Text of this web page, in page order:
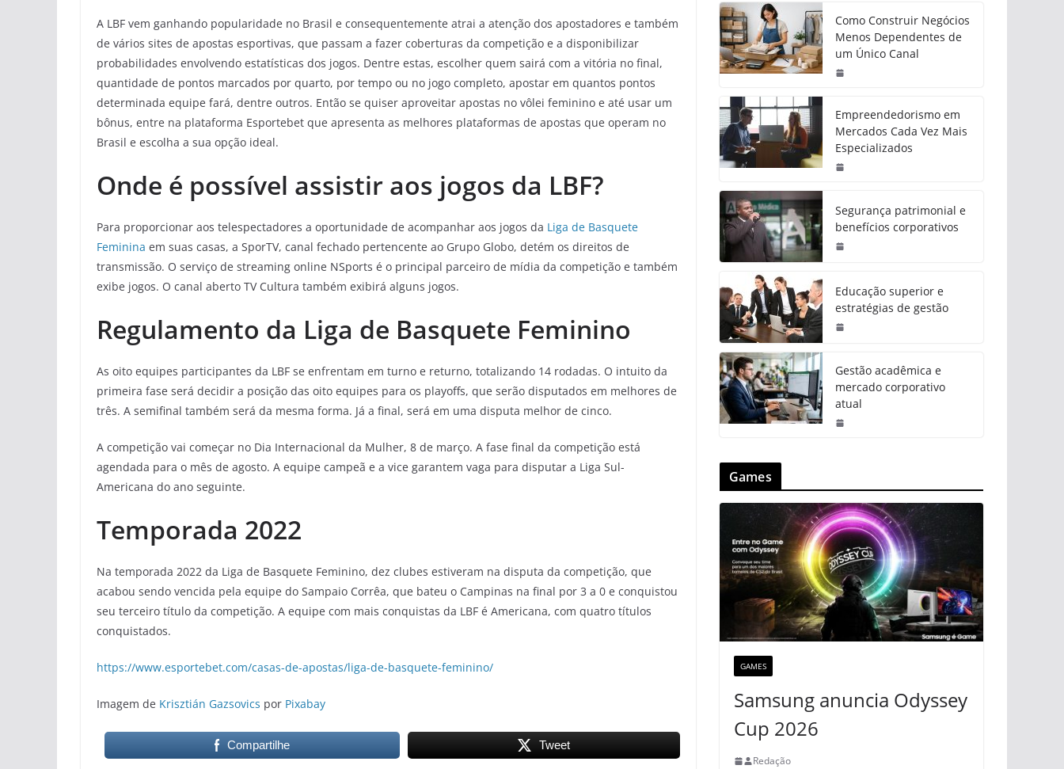
A LBF vem ganhando popularidade no Brasil e consequentemente atrai a atenção dos apostadores e também
de vários sites de apostas esportivas, que passam a fazer coberturas da competição e a disponibilizar
probabilidades envolvendo estatísticas dos jogos. Dentre estas, escolher quem sairá com a vitória no final,
quantidade de pontos marcados por quarto, por tempo ou no jogo completo, apostar em quantos pontos
determinada equipe fará, dentre outros. Então se quiser aproveitar apostas no vôlei feminino e até usar um
bônus, entre na plataforma Esportebet que apresenta as melhores plataformas de apostas que operam no
Brasil e escolha a sua opção ideal.
Onde é possível assistir aos jogos da LBF?
Para proporcionar aos telespectadores a oportunidade de acompanhar aos jogos da Liga de Basquete
Feminina em suas casas, a SporTV, canal fechado pertencente ao Grupo Globo, detém os direitos de
transmissão. O serviço de streaming online NSports é o principal parceiro de mídia da competição e também
exibe jogos. O canal aberto TV Cultura também exibirá alguns jogos.
Regulamento da Liga de Basquete Feminino
As oito equipes participantes da LBF se enfrentam em turno e returno, totalizando 14 rodadas. O intuito da
primeira fase será decidir a posição das oito equipes para os playoffs, que serão disputados em melhores de
três. A semifinal também será da mesma forma. Já a final, será em uma disputa melhor de cinco.
A competição vai começar no Dia Internacional da Mulher, 8 de março. A fase final da competição está
agendada para o mês de agosto. A equipe campeã e a vice garantem vaga para disputar a Liga Sul-
Americana do ano seguinte.
Temporada 2022
Na temporada 2022 da Liga de Basquete Feminino, dez clubes estiveram na disputa da competição, que
acabou sendo vencida pela equipe do Sampaio Corrêa, que bateu o Campinas na final por 3 a 0 e conquistou
seu terceiro título da competição. A equipe com mais conquistas da LBF é Americana, com quatro títulos
conquistados.
https://www.esportebet.com/casas-de-apostas/liga-de-basquete-feminino/
Imagem de Krisztián Gazsovics por Pixabay
Compartilhe Tweet
Como Construir Negócios
Menos Dependentes de
um Único Canal
Empreendedorismo em
Mercados Cada Vez Mais
Especializados
Segurança patrimonial e
benefícios corporativos
Educação superior e
estratégias de gestão
Gestão acadêmica e
mercado corporativo
atual
Games
GAMES
Samsung anuncia Odyssey
Cup 2026
Redação